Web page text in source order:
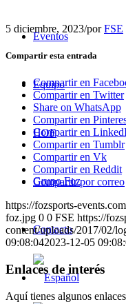
Eventos
Equipo
HOF
Grupo Foz
Contacto
5 diciembre, 2023/porFSE
Compartir esta entrada
Compartir en
Compartir en Twitter
Share on WhatsApp
Compartir en
Compartir en
Compartir en Tumblr
Compartir en Vk
Compartir en Reddit
Compartir por correo
https://fozsports-
foz.jpg 0 0 FSE https://
content/uploads/2017/02/
09:08:042023-12-05
Enlaces de interés
Aquí tienes algunos